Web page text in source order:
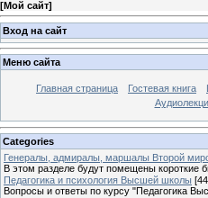
[Мой сайт]
Вход на сайт
Меню сайта
Главная страница Гостевая книга
Categories
Генералы, адмиралы, маршалы Второй
В этом разделе будут помещены короткие
Педагогика и психология Высшей школы
Вопросы и ответы по курсу "Педагогика